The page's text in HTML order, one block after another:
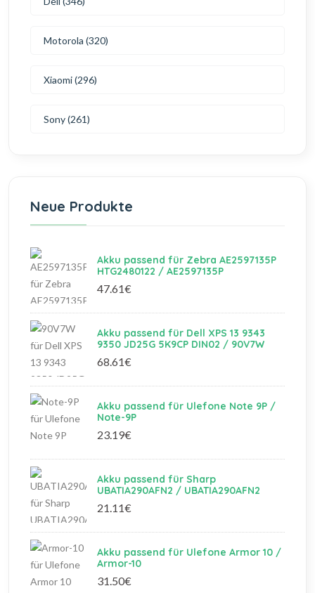
Motorola (320)
Xiaomi (296)
Sony (261)
Neue Produkte
Akku passend für Zebra AE2597135P
HTG2480122 / AE2597135P
47.61€
Akku passend für Dell XPS 13 9343
9350 JD25G 5K9CP DIN02 / 90V7W
68.61€
Akku passend für Ulefone Note 9P /
Note-9P
23.19€
Akku passend für Sharp
UBATIA290AFN2 / UBATIA290AFN2
21.11€
Akku passend für Ulefone Armor 10 /
Armor-10
31.50€